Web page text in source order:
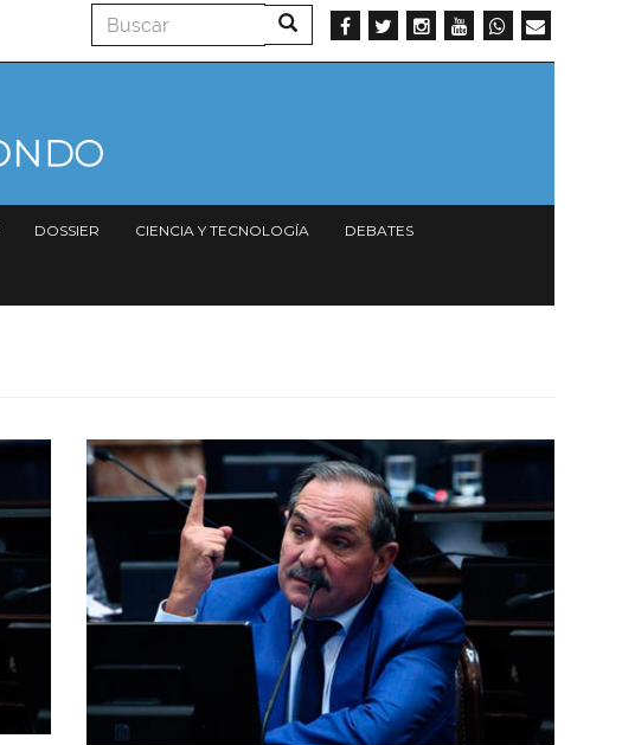
Buscar Buscar
DOSSIER CIENCIA Y TECNOLOGÍA DEBATES
Imagen